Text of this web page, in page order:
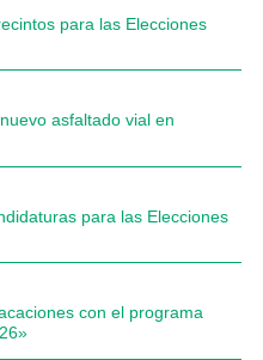
para las Elecciones
asfaltado vial en
para las Elecciones
con el programa